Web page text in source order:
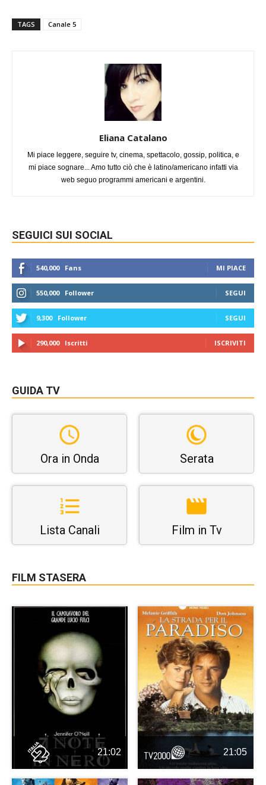
TAGS Canale 5
Eliana Catalano
Mi piace leggere, seguire tv, cinema, spettacolo, gossip, politica, e
mi piace sognare... Amo tutto ciò che è latino/americano infatti via
web seguo programmi americani e argentini.
SEGUICI SUI SOCIAL
540,000 Fans MI PIACE
550,000 Follower SEGUI
9,300 Follower SEGUI
290,000 Iscritti ISCRIVITI
GUIDA TV
Ora in Onda Serata
Lista Canali Film in Tv
FILM STASERA
21:02 21:05